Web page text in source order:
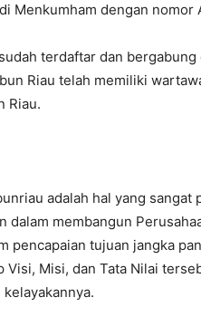
Menkumham dengan nomor
terdaftar dan
Riau telah memiliki
Riau.
adalah hal yang sangat
dalam membangun
pencapaian tujuan jangka
Visi, Misi, dan Tata Nilai